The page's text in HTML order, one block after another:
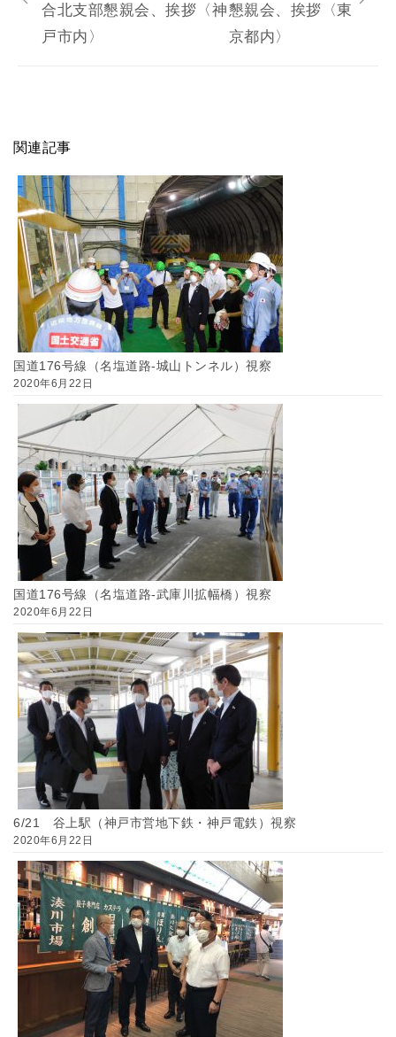
合北支部懇親会、挨拶〈神
戸市内〉
懇親会、挨拶〈東
京都内〉
関連記事
国道176号線（名塩道路-城山トンネル）視察
2020年6月22日
国道176号線（名塩道路-武庫川拡幅橋）視察
2020年6月22日
6/21 谷上駅（神戸市営地下鉄・神戸電鉄）視察
2020年6月22日